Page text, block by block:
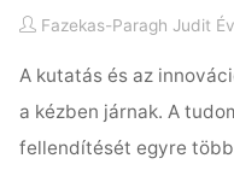
Fazekas-Paragh Judit
A kutatás és az
a kézben járnak. A
fellendítését egyre